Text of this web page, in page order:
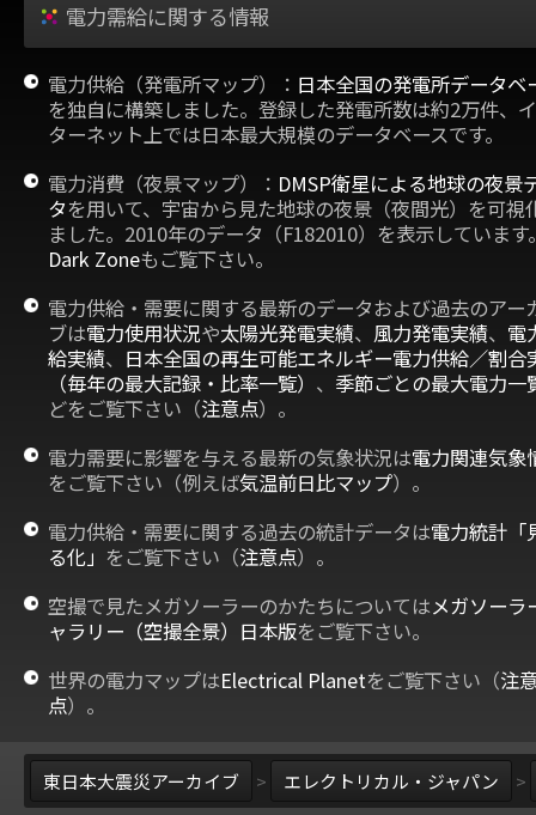
電力需給に関する情報
電力供給（発電所マップ）： 日本全国の発電所データベ
を独自に構築しました。登録した発電所数は約2万件、
ターネット上では日本最大規模のデータベースです。
電力消費（夜景マップ）： DMSP衛星による地球の夜景
タを用いて、宇宙から見た地球の夜景（夜間光）を可視
ました。2010年のデータ（F182010）を表示しています
Dark Zoneもご覧下さい。
電力供給・需要に関する最新のデータおよび過去のアー
ブは電力使用状況や太陽光発電実績、 風力発電実績、 電
給実績、 日本全国の再生可能エネルギー電力供給／割合
（毎年の最大記録・比率一覧） 、 季節ごとの最大電力一
どをご覧下さい（注意点）。
電力需要に影響を与える最新の気象状況は電力関連気象
をご覧下さい（例えば気温前日比マップ）。
電力供給・需要に関する過去の統計データは電力統計「
る化」 をご覧下さい（注意点）。
空撮で見たメガソーラーのかたちについてはメガソーラ
ャラリー（空撮全景）日本版をご覧下さい。
世界の電力マップはElectrical Planetをご覧下さい（注
点）。
東日本大震災アーカイブ > エレクトリカル・ジャパン >